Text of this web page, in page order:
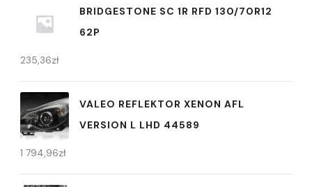
BRIDGESTONE SC 1R RFD 130/70R12
62P
235,36zł
VALEO REFLEKTOR XENON AFL
VERSION L LHD 44589
1 794,96zł